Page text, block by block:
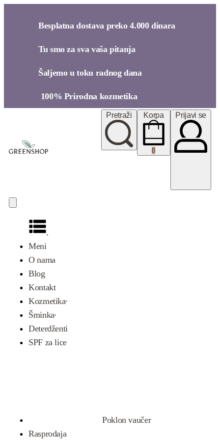
Besplatna dostava preko 4.000 dinara​
Tu smo za sva vaša pitanja​
Šaljemo u toku radnog dana​
100% Prirodna kozmetika​
Meni
O nama
Blog
Kontakt
Kozmetika
Šminka
Deterdženti
SPF za lice
Poklon vaučer
Rasprodaja
Pretraži Korpa
0
Prijavi se